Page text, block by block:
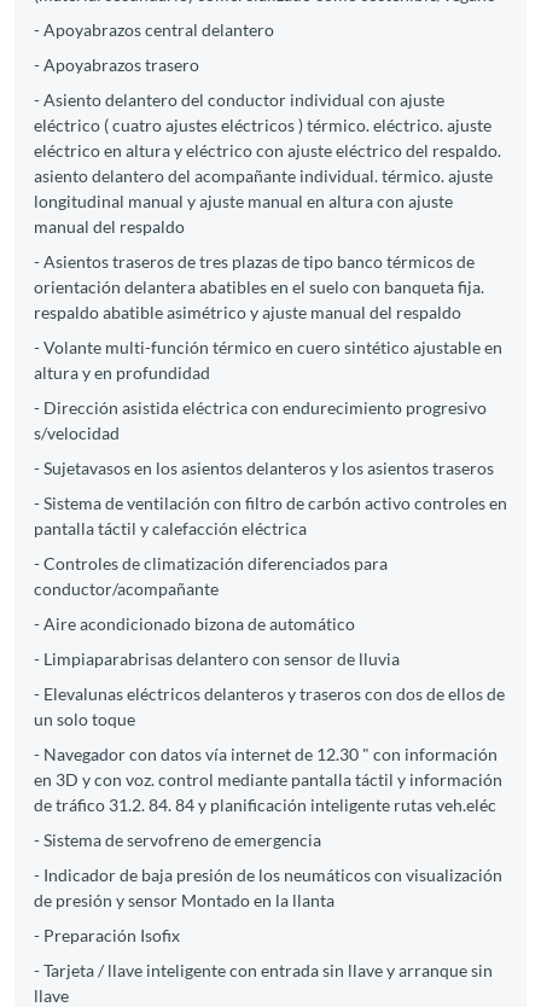
- Apoyabrazos central delantero
- Apoyabrazos trasero
- Asiento delantero del conductor individual con ajuste
eléctrico ( cuatro ajustes eléctricos ) térmico. eléctrico. ajuste
eléctrico en altura y eléctrico con ajuste eléctrico del respaldo.
asiento delantero del acompañante individual. térmico. ajuste
longitudinal manual y ajuste manual en altura con ajuste
manual del respaldo
- Asientos traseros de tres plazas de tipo banco térmicos de
orientación delantera abatibles en el suelo con banqueta fija.
respaldo abatible asimétrico y ajuste manual del respaldo
- Volante multi-función térmico en cuero sintético ajustable en
altura y en profundidad
- Dirección asistida eléctrica con endurecimiento progresivo
s/velocidad
- Sujetavasos en los asientos delanteros y los asientos traseros
- Sistema de ventilación con filtro de carbón activo controles en
pantalla táctil y calefacción eléctrica
- Controles de climatización diferenciados para
conductor/acompañante
- Aire acondicionado bizona de automático
- Limpiaparabrisas delantero con sensor de lluvia
- Elevalunas eléctricos delanteros y traseros con dos de ellos de
un solo toque
- Navegador con datos vía internet de 12.30 " con información
en 3D y con voz. control mediante pantalla táctil y información
de tráfico 31.2. 84. 84 y planificación inteligente rutas veh.eléc
- Sistema de servofreno de emergencia
- Indicador de baja presión de los neumáticos con visualización
de presión y sensor Montado en la llanta
- Preparación Isofix
- Tarjeta / llave inteligente con entrada sin llave y arranque sin
llave